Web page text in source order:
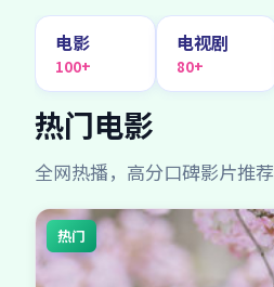
电影
100+
电视剧
80+
热门电影
全网热播，高分口碑影片推荐
热门